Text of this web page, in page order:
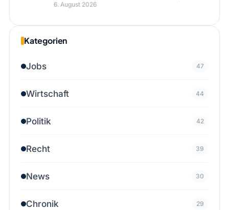
6. August 2026
Kategorien
Jobs 47
Wirtschaft 44
Politik 42
Recht 39
News 30
Chronik 29